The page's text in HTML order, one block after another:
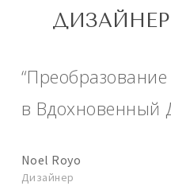
ДИЗАЙНЕР
в Вдохновенный
Noel Royo
Дизайнер